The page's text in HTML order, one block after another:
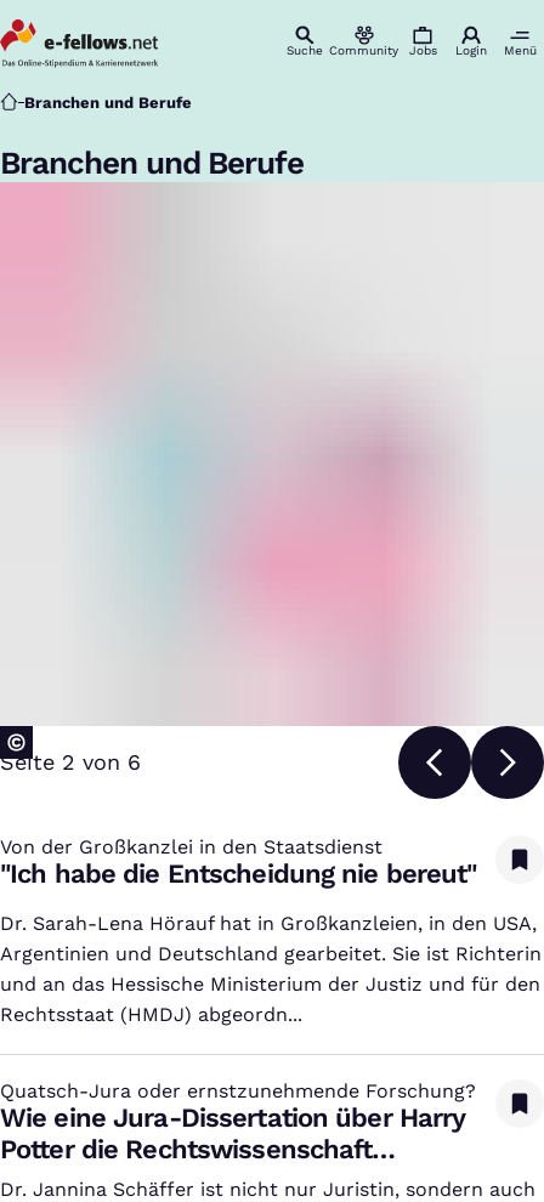
Suche Community Jobs Login Menü
Startseite
Branchen und Berufe
Branchen und Berufe
Seite 2 von 6
Von der Großkanzlei in den Staatsdienst
:
"Ich habe die Entscheidung nie bereut"
Dr. Sarah-Lena Hörauf hat in Großkanzleien, in den USA,
Argentinien und Deutschland gearbeitet. Sie ist Richterin
und an das Hessische Ministerium der Justiz und für den
Rechtsstaat (HMDJ) abgeordn...
Quatsch-Jura oder ernstzunehmende Forschung?
:
Wie eine Jura-Dissertation über Harry
Potter die Rechtswissenschaft
aufmischt
Dr. Jannina Schäffer ist nicht nur Juristin, sondern auch